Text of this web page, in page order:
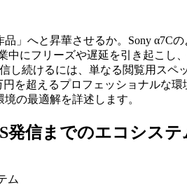
」へと昇華させるか。Sony α7C
にフリーズや遅延を引き起こ
し続けるには、単なる閲覧用ス
を超えるプロフェッショナルな
の最適解を詳述します。
発信までのエコシステ
ム